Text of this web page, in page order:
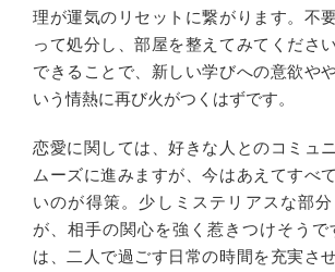
理が運気のリセットに繋がります。不
って処分し、部屋を整えてみてくださ
できることで、新しい学びへの意欲や
いう情熱に再び火がつくはずです。
恋愛に関しては、好きな人とのコミュ
ムーズに進みますが、今はあえてすべ
いのが得策。少しミステリアスな部
が、相手の関心を強く惹きつけそう
は、二人で過ごす日常の時間を充実さ